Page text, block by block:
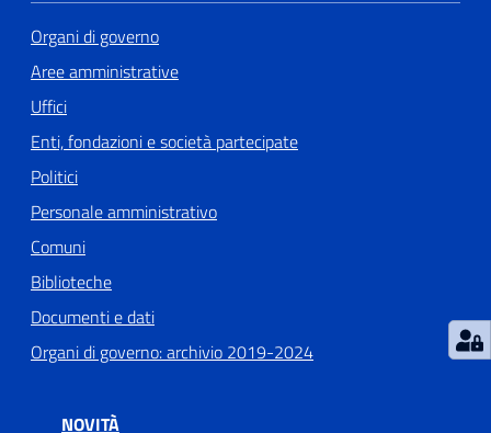
Organi di governo
Aree amministrative
Uffici
Enti, fondazioni e società partecipate
Politici
Personale amministrativo
Comuni
Biblioteche
Documenti e dati
Organi di governo: archivio 2019-2024
NOVITÀ